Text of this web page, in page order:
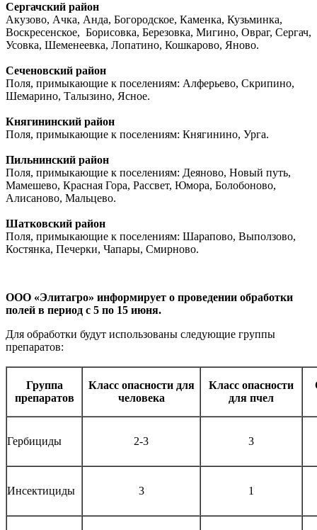
Сергачский район
Акузово, Ачка, Анда, Богородское, Каменка, Кузьминка,
Воскресенское, Борисовка, Березовка, Мигино, Овраг, Сергач,
Усовка, Шеменеевка, Лопатино, Кошкарово, Яново.
Сеченовский район
Поля, примыкающие к поселениям: Алферьево, Скрипино,
Шемарино, Талызино, Ясное.
Княгининский район
Поля, примыкающие к поселениям: Княгинино, Урга.
Пильнинский район
Поля, примыкающие к поселениям: Деяново, Новый путь,
Мамешево, Красная Гора, Рассвет, Юмора, Болобоново,
Алисаново, Мальцево.
Шатковский район
Поля, примыкающие к поселениям: Шарапово, Выползово,
Костянка, Печерки, Чапары, Смирново.
ООО «Элитагро» информирует о проведении обработки
полей в период с 5 по 15 июня.
Для обработки будут использованы следующие группы
препаратов:
Группа
препаратов
Класс опасности для
человека
Класс опасности
для пчел
Гербициды 2-3 3
Инсектициды 3 1